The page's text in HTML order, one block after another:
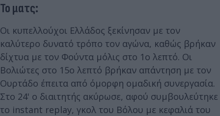
Το ματς:
Οι κυπελλούχοι Ελλάδος ξεκίνησαν με τον
καλύτερο δυνατό τρόπο τον αγώνα, καθώς βρήκαν
δίχτυα με τον Φούντα μόλις στο 1ο λεπτό. Οι
Βολιώτες στο 15ο λεπτό βρήκαν απάντηση με τον
Ουρτάδο έπειτα από όμορφη ομαδική συνεργασία.
Στο 24' ο διαιτητής ακύρωσε, αφού συμβουλεύτηκε
το instant replay, γκολ του Βόλου με κεφαλιά του